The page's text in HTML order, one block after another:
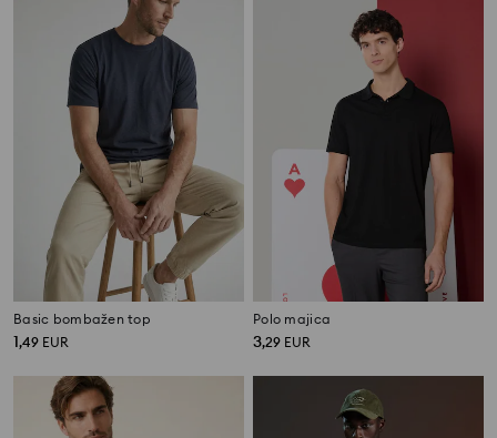
Basic bombažen top
1,49 EUR
Polo majica
3,29 EUR